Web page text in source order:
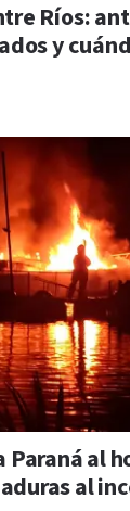
Ríos:
y
Paraná al
al